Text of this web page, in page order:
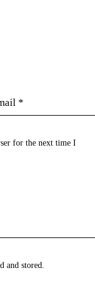
for the next time I
and stored.